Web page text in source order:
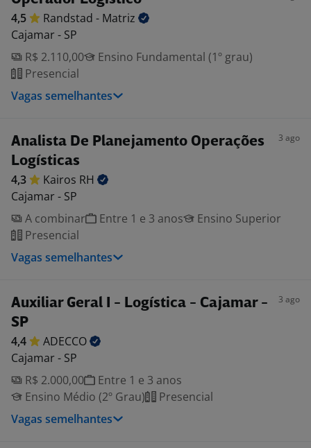
4,5 Randstad - Matriz
Cajamar - SP
R$ 2.110,00
Ensino Fundamental (1º grau)
Presencial
Vagas semelhantes
Analista De Planejamento Operações
Logísticas
3 ago
4,3 Kairos RH
Cajamar - SP
A combinar
Entre 1 e 3 anos
Ensino Superior
Presencial
Vagas semelhantes
Auxiliar Geral I - Logística - Cajamar -
SP
3 ago
4,4
ADECCO
Cajamar - SP
R$ 2.000,00
Entre 1 e 3 anos
Ensino Médio (2º Grau)
Presencial
Vagas semelhantes